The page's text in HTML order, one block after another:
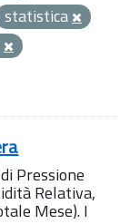
statistica
Pressione
Relativa,
Mese). I